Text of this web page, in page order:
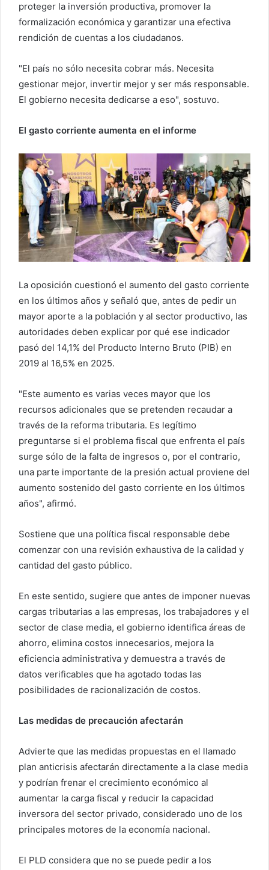
proteger la inversión productiva, promover la
formalización económica y garantizar una efectiva
rendición de cuentas a los ciudadanos.
"El país no sólo necesita cobrar más. Necesita
gestionar mejor, invertir mejor y ser más responsable.
El gobierno necesita dedicarse a eso", sostuvo.
El gasto corriente aumenta en el informe
La oposición cuestionó el aumento del gasto corriente
en los últimos años y señaló que, antes de pedir un
mayor aporte a la población y al sector productivo, las
autoridades deben explicar por qué ese indicador
pasó del 14,1% del Producto Interno Bruto (PIB) en
2019 al 16,5% en 2025.
"Este aumento es varias veces mayor que los
recursos adicionales que se pretenden recaudar a
través de la reforma tributaria. Es legítimo
preguntarse si el problema fiscal que enfrenta el país
surge sólo de la falta de ingresos o, por el contrario,
una parte importante de la presión actual proviene del
aumento sostenido del gasto corriente en los últimos
años", afirmó.
Sostiene que una política fiscal responsable debe
comenzar con una revisión exhaustiva de la calidad y
cantidad del gasto público.
En este sentido, sugiere que antes de imponer nuevas
cargas tributarias a las empresas, los trabajadores y el
sector de clase media, el gobierno identifica áreas de
ahorro, elimina costos innecesarios, mejora la
eficiencia administrativa y demuestra a través de
datos verificables que ha agotado todas las
posibilidades de racionalización de costos.
Las medidas de precaución afectarán
Advierte que las medidas propuestas en el llamado
plan anticrisis afectarán directamente a la clase media
y podrían frenar el crecimiento económico al
aumentar la carga fiscal y reducir la capacidad
inversora del sector privado, considerado uno de los
principales motores de la economía nacional.
El PLD considera que no se puede pedir a los